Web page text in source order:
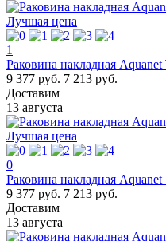
Лучшая цена
1
Раковина накладная
9 377 руб. 7 213 руб.
Доставим
13 августа
Лучшая цена
0
Раковина накладная
9 377 руб. 7 213 руб.
Доставим
13 августа